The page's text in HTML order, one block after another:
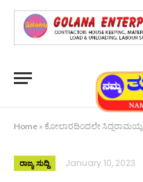
Home » ಕೋಲಾರದಿಂದಲೇ ಸಿದ್ಧರಾಮಯ್ಯ
ರಾಜ್ಯ ಸುದ್ದಿ January 10, 2023